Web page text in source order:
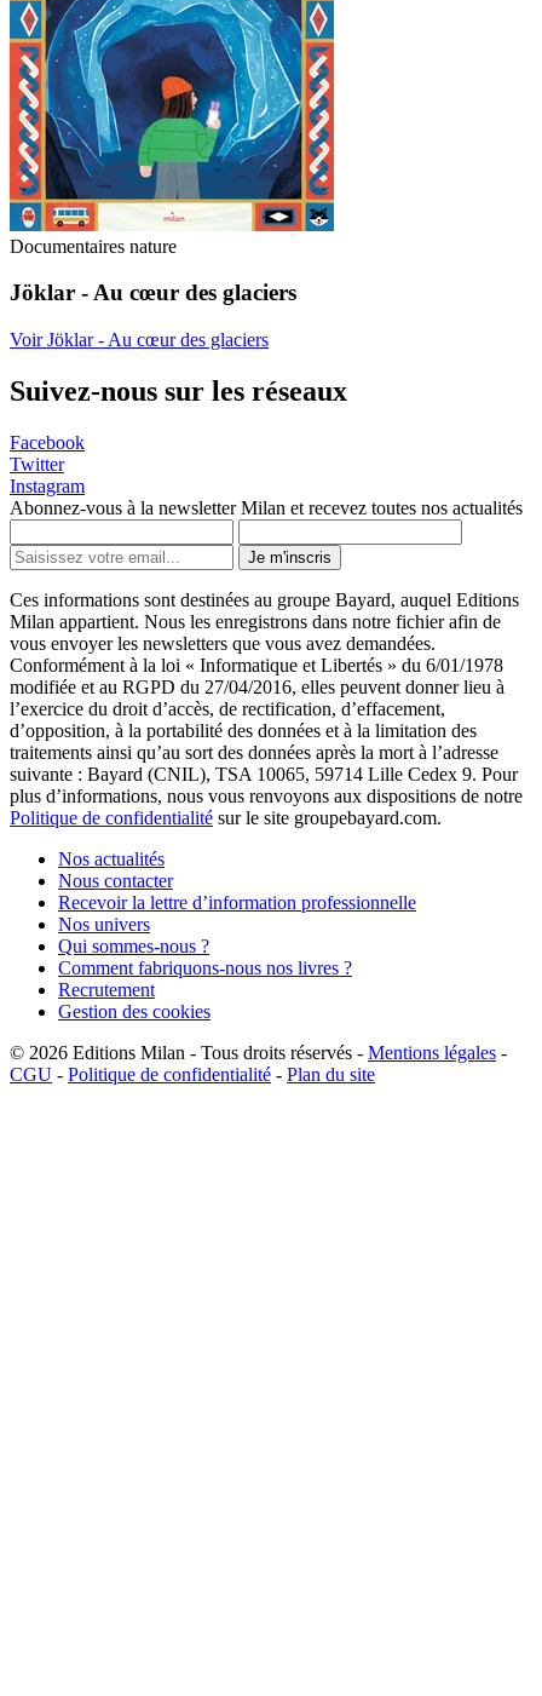
Documentaires nature
Jöklar - Au cœur des glaciers
Voir Jöklar - Au cœur des glaciers
Suivez-nous sur les réseaux
Facebook
Twitter
Instagram
Abonnez-vous à la newsletter Milan et recevez toutes nos actualités
Je m'inscris
Ces informations sont destinées au groupe Bayard, auquel Editions
Milan appartient. Nous les enregistrons dans notre fichier afin de
vous envoyer les newsletters que vous avez demandées.
Conformément à la loi « Informatique et Libertés » du 6/01/1978
modifiée et au RGPD du 27/04/2016, elles peuvent donner lieu à
l’exercice du droit d’accès, de rectification, d’effacement,
d’opposition, à la portabilité des données et à la limitation des
traitements ainsi qu’au sort des données après la mort à l’adresse
suivante : Bayard (CNIL), TSA 10065, 59714 Lille Cedex 9. Pour
plus d’informations, nous vous renvoyons aux dispositions de notre
Politique de confidentialité sur le site groupebayard.com.
Nos actualités
Nous contacter
Recevoir la lettre d’information professionnelle
Nos univers
Qui sommes-nous ?
Comment fabriquons-nous nos livres ?
Recrutement
Gestion des cookies
© 2026 Editions Milan - Tous droits réservés - Mentions légales -
CGU - Politique de confidentialité - Plan du site